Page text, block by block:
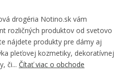
drogéria Notino.sk vám
rozličných produktov od svetovo
nájdete produkty pre dámy aj
pleťovej kozmetiky, dekoratívnej
či... Čítať viac o obchode